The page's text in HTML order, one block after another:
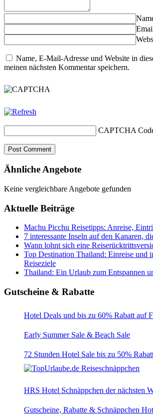
Name, E-Mail-Adresse und Website in
meinen nächsten Kommentar speichern.
CAPTCHA
Ähnliche Angebote
Keine vergleichbare Angebote gefunden
Aktuelle Beiträge
Machu Picchu Reisetipps: Anreise,
7 interessante Inseln auf den Kanaren,
Wann lohnt sich eine
Top Destination Thailand: Einreise und
Reiseziele
Thailand: Ein Urlaub zum Entspannen
Gutscheine & Rabatte
Hotel Deals und bis zu 60% Rabatt auf
Early Summer Sale & Beach Sale
72 Stunden Hotel Sale bis zu 50%
HRS Hotel Schnäppchen der nächsten
Gutscheine, Rabatte & Schnäppchen